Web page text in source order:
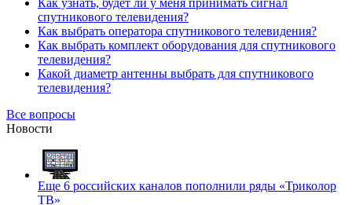
Как узнать, будет ли у меня принимать сигнал
спутникового телевидения?
Как выбрать оператора спутникового телевидения?
Как выбрать комплект оборудования для спутникового
телевидения?
Какой диаметр антенны выбрать для спутникового
телевидения?
Все вопросы
Новости
Еще 6 российских каналов пополнили ряды «Триколор
ТВ»